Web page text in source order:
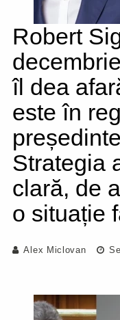
Robert
îl dea
este în
Strategia
clară, de
o situație
Alex Miclovan